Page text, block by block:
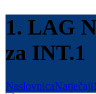
1. LAG
za INT.1
NaslovnicaNatječaji